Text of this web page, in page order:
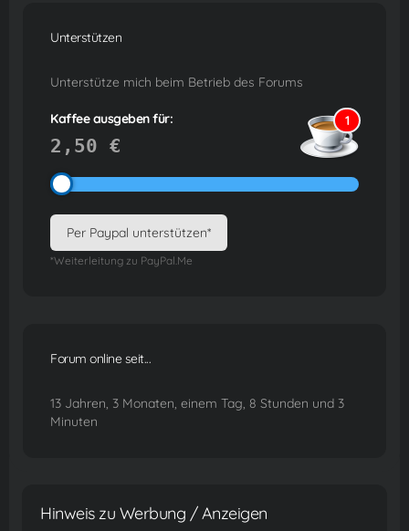
Unterstützen
Unterstütze mich beim Betrieb des Forums
Kaffee ausgeben für:
2,50 €
1
Per Paypal unterstützen*
*Weiterleitung zu PayPal.Me
Forum online seit...
13 Jahren, 3 Monaten, einem Tag, 8 Stunden und 3
Minuten
Hinweis zu Werbung / Anzeigen